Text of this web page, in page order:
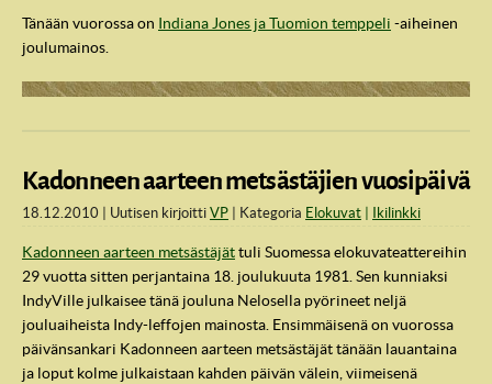
Tänään vuorossa on Indiana Jones ja Tuomion temppeli -aiheinen
joulumainos.
Kadonneen aarteen metsästäjien vuosipäivä
18.12.2010 Uutisen kirjoitti VP Kategoria Elokuvat Ikilinkki
Kadonneen aarteen metsästäjättuli Suomessa elokuvateattereihin
29 vuotta sitten perjantaina 18. joulukuuta 1981. Sen kunniaksi
IndyVille julkaisee tänä jouluna Nelosella pyörineet neljä
jouluaiheista Indy-leffojen mainosta. Ensimmäisenä on vuorossa
päivänsankari Kadonneen aarteen metsästäjät tänään lauantaina
ja loput kolme julkaistaan kahden päivän välein, viimeisenä